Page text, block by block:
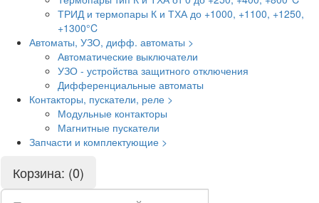
ТРИД и термопары К и ТХА до +1000, +1100, +1250,
+1300°C
Автоматы, УЗО, дифф. автоматы >
Автоматические выключатели
УЗО - устройства защитного отключения
Дифференциальные автоматы
Контакторы, пускатели, реле >
Модульные контакторы
Магнитные пускатели
Запчасти и комплектующие >
Корзина: (0)